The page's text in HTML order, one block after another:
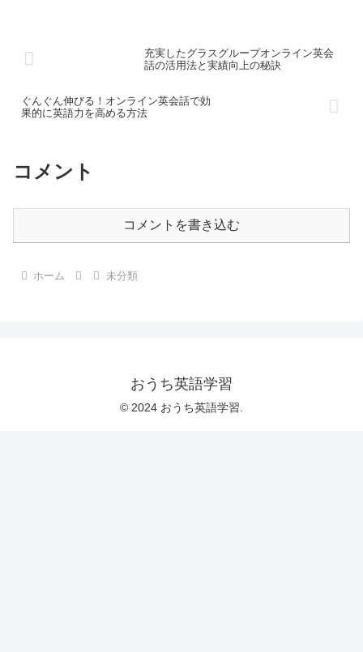
充実したグラスグループオンライン英会
話の活用法と実績向上の秘訣
ぐんぐん伸びる！オンライン英会話で効
果的に英語力を高める方法
コメント
コメントを書き込む
ホーム 未分類
おうち英語学習
© 2024 おうち英語学習.